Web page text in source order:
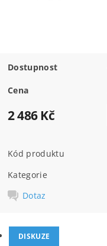
Dostupnost
Cena
2 486 Kč
Kód produktu
Kategorie
Dotaz
DISKUZE